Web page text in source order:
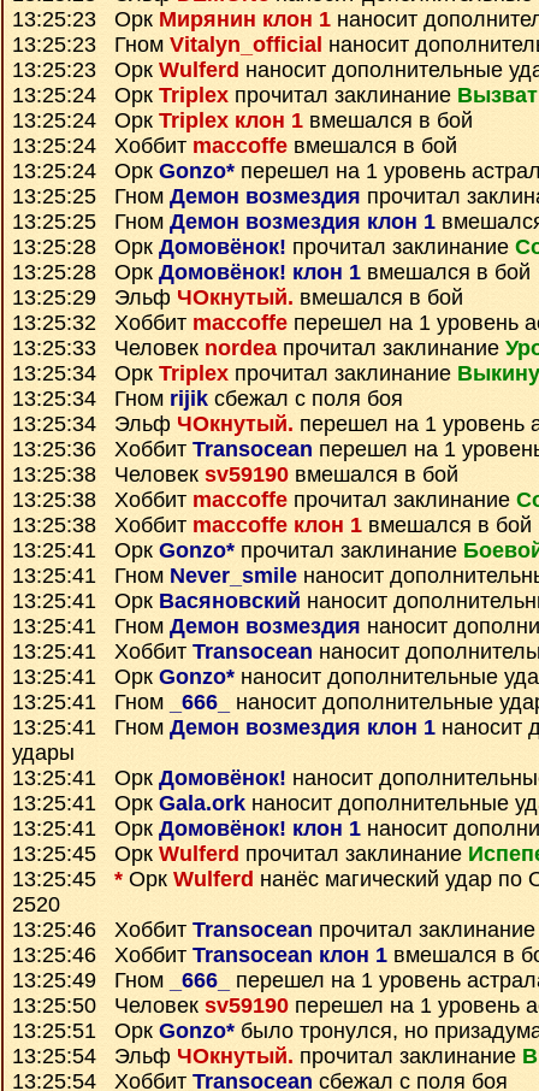
13:25:23 Орк Мирянин клон 1 наносит
13:25:23 Гном Vitalyn_official наносит
13:25:23 Орк Wulferd наносит дополнительные
13:25:24 Орк Triplex прочитал заклинание
13:25:24 Орк Triplex клон 1 вмешался в бой
13:25:24 Хоббит maccoffe вмешался в бой
13:25:24 Орк Gonzo* перешел на 1 уровень
13:25:25 Гном Демон возмездия прочитал
13:25:25 Гном Демон возмездия клон 1
13:25:28 Орк Домовёнок! прочитал заклинание
13:25:28 Орк Домовёнок! клон 1 вмешался в бой
13:25:29 Эльф ЧОкнутый. вмешался в бой
13:25:32 Хоббит maccoffe перешел на 1 уровень
13:25:33 Человек nordeaпрочитал заклинание
13:25:34 Орк Triplex прочитал заклинание
13:25:34 Гном rijik сбежал с поля боя
13:25:34 Эльф ЧОкнутый. перешел на 1 уровень
13:25:36 Хоббит Transocean перешел на 1
13:25:38 Человек sv59190 вмешался в бой
13:25:38 Хоббит maccoffe прочитал заклинание
13:25:38 Хоббит maccoffe клон 1 вмешался в бой
13:25:41 Орк Gonzo* прочитал заклинание
13:25:41 Гном Never_smile наносит
13:25:41 Орк Васяновский наносит
13:25:41 Гном Демон возмездия наносит
13:25:41 Хоббит Transocean наносит
13:25:41 Орк Gonzo* наносит дополнительные
13:25:41 Гном
_666_
наносит дополнительные
13:25:41 Гном Демон возмездия клон 1 наносит
удары
13:25:41 Орк Домовёнок! наносит
13:25:41 Орк Gala.ork наносит дополнительные
13:25:41 Орк Домовёнок! клон 1 наносит
13:25:45 Орк Wulferd прочитал заклинание
13:25:45 * Орк Wulferd нанёс магический удар по
2520
13:25:46 Хоббит Transocean прочитал
13:25:46 Хоббит Transocean клон 1 вмешался в
13:25:49 Гном
_666_
перешел на 1 уровень
13:25:50 Человек sv59190 перешел на 1 уровень
13:25:51 Орк Gonzo* было тронулся, но
13:25:54 Эльф ЧОкнутый. прочитал заклинание
13:25:54 Хоббит Transocean сбежал с поля боя